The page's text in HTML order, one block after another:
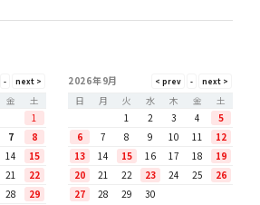
金
土
1
7
8
14
15
21
22
28
29
2026年9月
日
月 火 水 木 金
土
1
2 3 4
5
6
7 8 9 10 11
12
13
14 15 16 17 18
19
20
21 22 23 24 25
26
27
28 29 30